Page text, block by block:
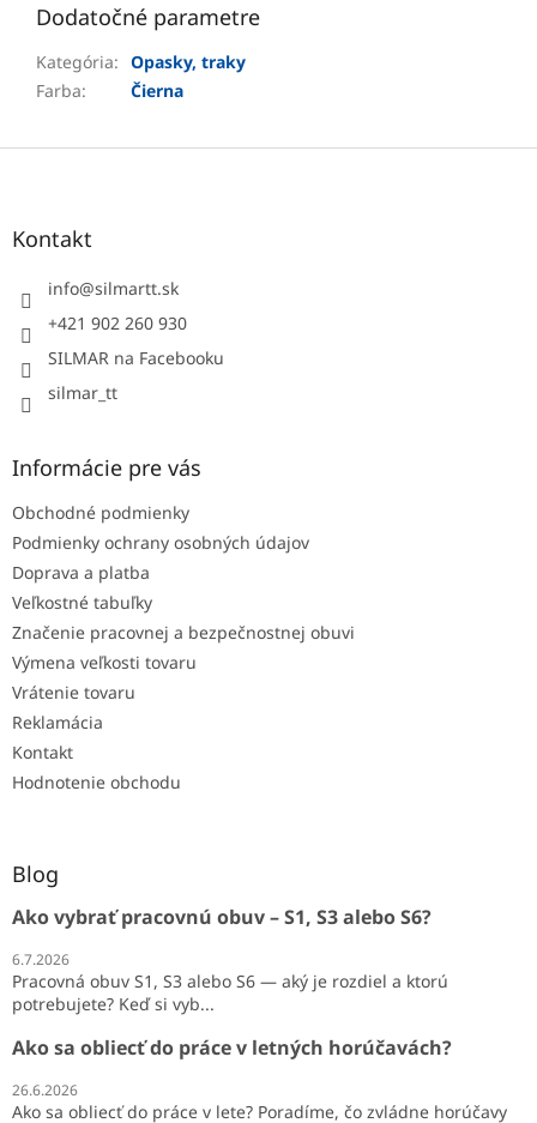
Dodatočné parametre
Kategória: Opasky, traky
Farba: Čierna
Z
Kontakt
info@silmartt.sk
+421 902 260 930
SILMAR na Facebooku
silmar_tt
Informácie pre vás
Obchodné podmienky
Podmienky ochrany osobných údajov
Doprava a platba
Veľkostné tabuľky
Značenie pracovnej a bezpečnostnej obuvi
Výmena veľkosti tovaru
Vrátenie tovaru
Reklamácia
Kontakt
Hodnotenie obchodu
Blog
Ako vybrať pracovnú obuv – S1, S3 alebo S6?
6.7.2026
Pracovná obuv S1, S3 alebo S6 — aký je rozdiel a ktorú
potrebujete? Keď si vyb...
Ako sa obliecť do práce v letných horúčavách?
26.6.2026
Ako sa obliecť do práce v lete? Poradíme, čo zvládne horúčavy